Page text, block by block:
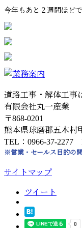
今年もあと２週間ほど
道路工事・解体工事
有限会社丸一産業
〒868-0201
熊本県球磨郡五木村
TEL：0966-37-2277
※営業・セールス目的の
サイトマップ
ツイート